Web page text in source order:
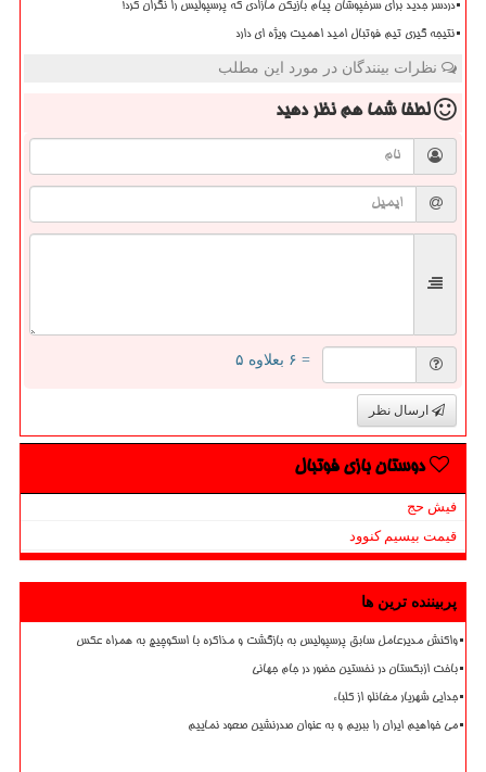
دردسر جدید برای سرخپوشان پیام بازیکن مازادی که پرسپولیس را نگران کرد!
نتیجه گیری تیم فوتبال امید اهمیت ویژه ای دارد
نظرات بینندگان در مورد این مطلب
لطفا شما همنظر دهید
= ۶ بعلاوه ۵
ارسال نظر
دوستان بازی فوتبال
فیش حج
قیمت بیسیم کنوود
پربیننده ترین ها
واکنش مدیرعامل سابق پرسپولیس به بازگشت و مذاکره با اسکوچیچ به همراه عکس
باخت ازبکستان در نخستین حضور در جام جهانی
جدایی شهریار مغانلو از کلباء
می خواهیم ایران را ببریم و به عنوان صدرنشین صعود نماییم